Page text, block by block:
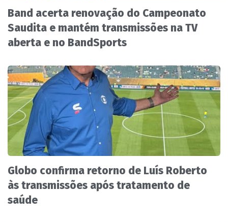
Band acerta renovação do Campeonato
Saudita e mantém transmissões na TV
aberta e no BandSports
Globo confirma retorno de Luís Roberto
às transmissões após tratamento de
saúde